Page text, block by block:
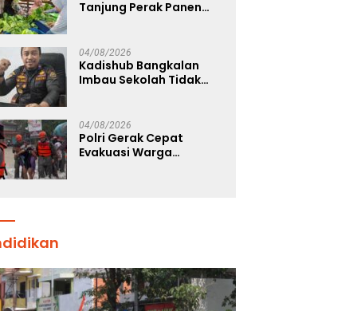
Tanjung Perak Panen
Ketahanan Pangan
Nasional
04/08/2026
Kadishub Bangkalan
Imbau Sekolah Tidak
04/08/2026
Polri Gerak Cepat
Evakuasi Warga